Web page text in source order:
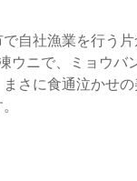
自社漁業を行う
ウニで、ミョウ
さに食通泣かせ